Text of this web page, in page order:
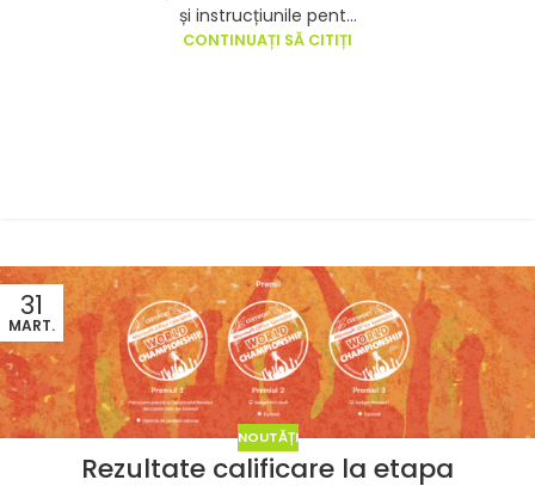
și instrucțiunile pent...
CONTINUAȚI SĂ CITIȚI
31
MART.
NOUTĂȚI
Rezultate calificare la etapa